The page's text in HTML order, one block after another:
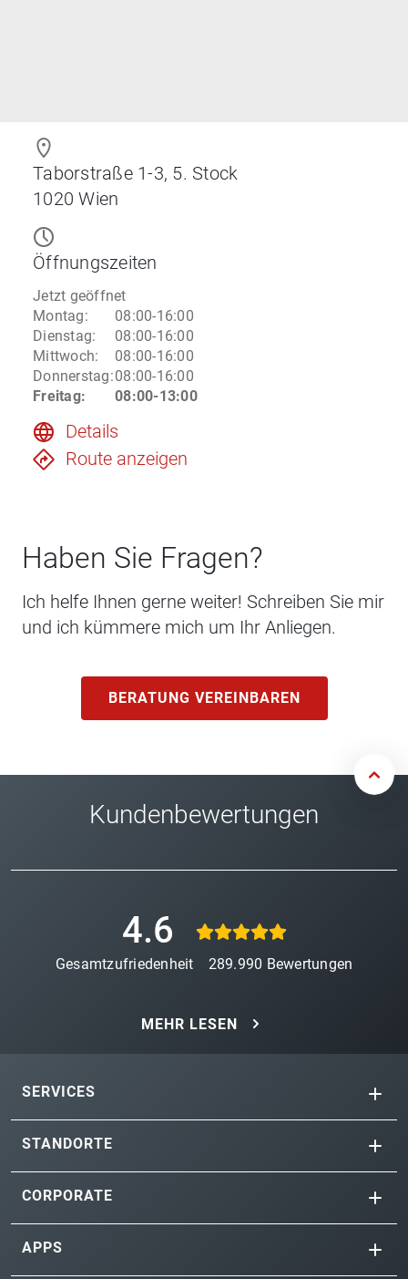
Taborstraße 1-3, 5. Stock
1020 Wien
Öffnungszeiten
Jetzt geöffnet
Montag:
08:00-16:00
Dienstag:
08:00-16:00
Mittwoch:
08:00-16:00
Donnerstag:08:00-16:00
Freitag: 08:00-13:00
Details
Route anzeigen
Haben Sie Fragen?
Ich helfe Ihnen gerne weiter! Schreiben Sie mir
und ich kümmere mich um Ihr Anliegen.
BERATUNG VEREINBAREN
Kundenbewertungen
4.6
Gesamtzufriedenheit 289.990 Bewertungen
MEHR LESEN
SERVICES
STANDORTE
CORPORATE
APPS